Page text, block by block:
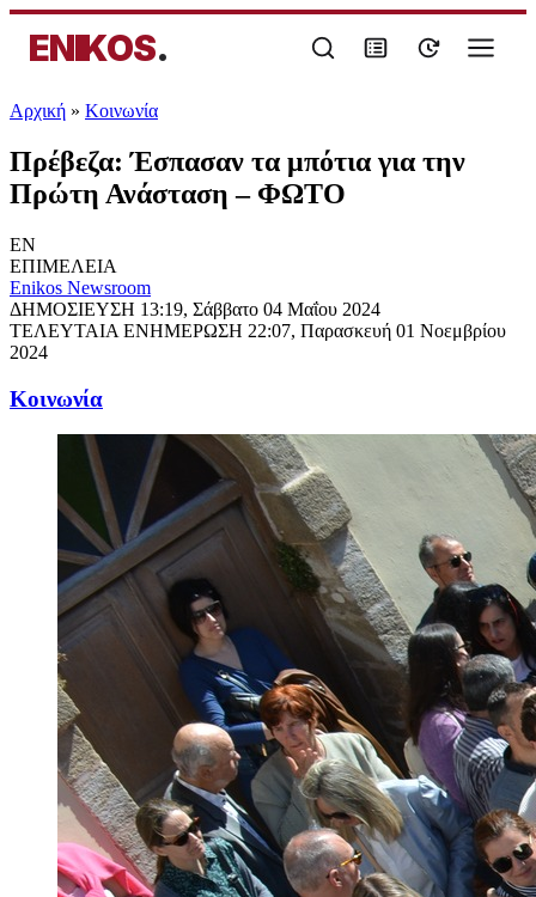
ENIKOS.
Αρχική » Κοινωνία
Πρέβεζα: Έσπασαν τα μπότια για την
Πρώτη Ανάσταση – ΦΩΤΟ
EN
ΕΠΙΜΕΛΕΙΑ
Enikos Newsroom
ΔΗΜΟΣΙΕΥΣΗ 13:19, Σάββατο 04 Μαΐου 2024
ΤΕΛΕΥΤΑΙΑ ΕΝΗΜΕΡΩΣΗ 22:07, Παρασκευή 01 Νοεμβρίου
2024
Κοινωνία